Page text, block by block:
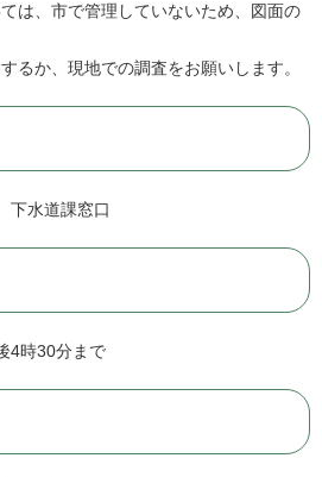
は、市で管理していないため、図面の
るか、現地での調査をお願いします。
水道課窓口
4時30分まで